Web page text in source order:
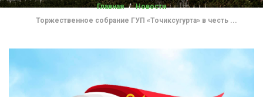
Главная
Новости
Торжественное собрание ГУП «Точиксугурта» в честь ...